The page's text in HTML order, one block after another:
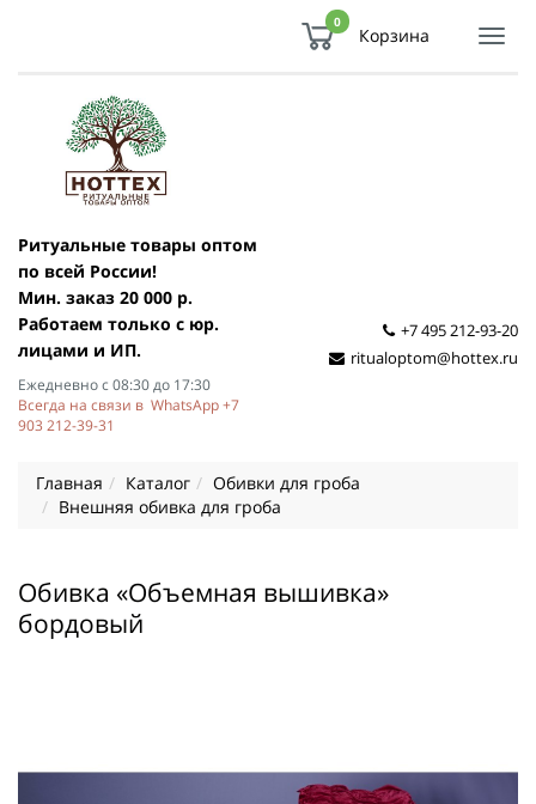
0
Корзина
Ритуальные товары оптом
по всей России!
Мин. заказ 20 000 р.
Работаем только с юр.
лицами и ИП.
Ежедневно с 08:30 до 17:30
Всегда на связи в WhatsApp +7
903 212-39-31
+7 495 212-93-20
ritualoptom@hottex.ru
Главная Каталог
Обивки для гроба
Внешняя обивка для гроба
Обивка «Объемная вышивка»
бордовый